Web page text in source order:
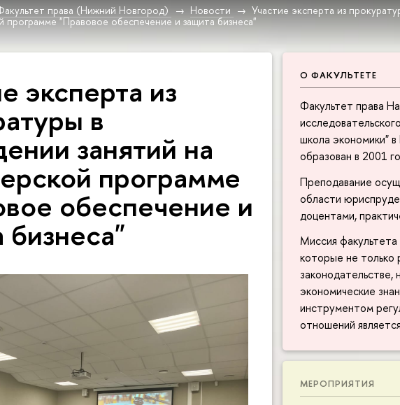
права (Нижний Новгород) Новости
Участие эксперта из
программе "Правовое обеспечение и защита бизнеса"
О ФАКУЛЬТЕТЕ
Факультет права
школа экономики"
образован в 2001
Преподавание
области
доцентами,
Миссия
которые не только
экономические
инструментом
отношений
МЕРОПРИЯТИЯ
эксперта из
в
занятий на
программе
обеспечение и
бизнеса"